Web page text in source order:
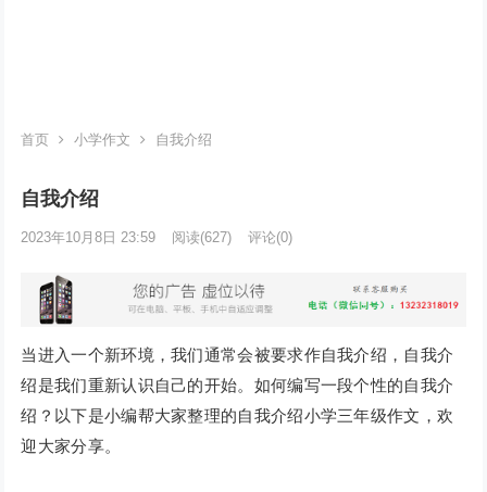
首页 小学作文 自我介绍
自我介绍
2023年10月8日 23:59 阅读(627) 评论(0)
当进入一个新环境，我们通常会被要求作自我介绍，自我介
绍是我们重新认识自己的开始。如何编写一段个性的自我介
绍？以下是小编帮大家整理的自我介绍小学三年级作文，欢
迎大家分享。